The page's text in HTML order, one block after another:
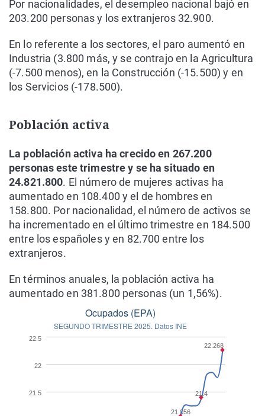
Por nacionalidades, el desempleo nacional bajó en
203.200 personas y los extranjeros 32.900.
En lo referente a los sectores, el paro aumentó en
Industria (3.800 más, y se contrajo en la Agricultura
(-7.500 menos), en la Construcción (-15.500) y en
los Servicios (-178.500).
Población activa
La población activa ha crecido en 267.200
personas este trimestre y se ha situado en
24.821.800. El número de mujeres activas ha
aumentado en 108.400 y el de hombres en
158.800. Por nacionalidad, el número de activos se
ha incrementado en el último trimestre en 184.500
entre los españoles y en 82.700 entre los
extranjeros.
En términos anuales, la población activa ha
aumentado en 381.800 personas (un 1,56%).